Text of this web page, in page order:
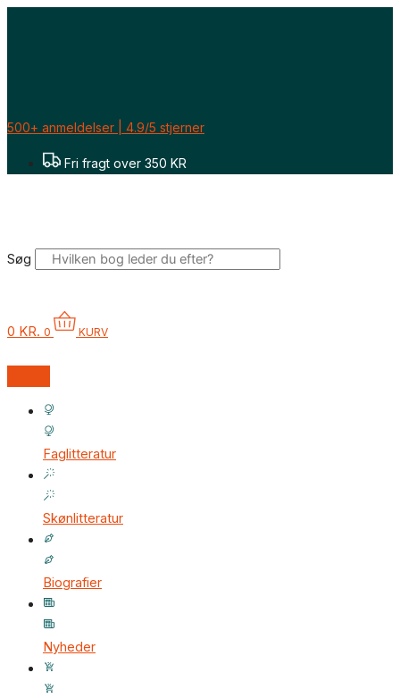
Gå
500+ anmeldelser | 4.9/5 stjerner
Fri fragt over 350 KR
Søg
0 KR. 0 KURV
Faglitteratur
Skønlitteratur
Biografier
Nyheder